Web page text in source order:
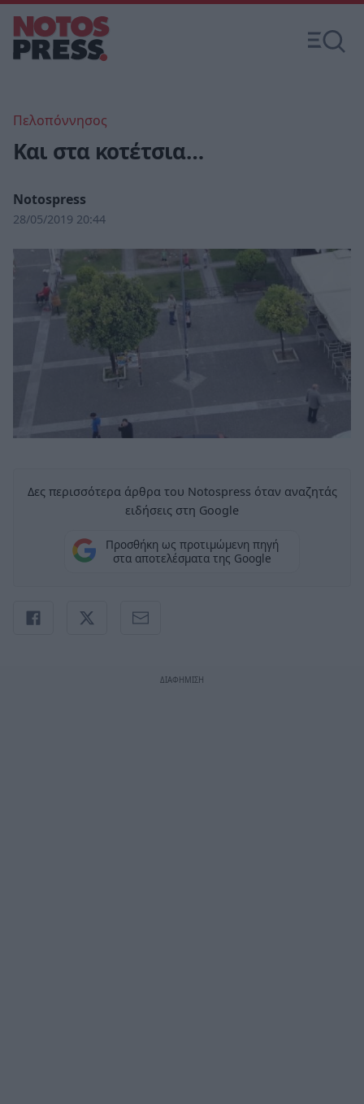
Πελοπόννησος
Kαι στα κοτέτσια…
Notospress
28/05/2019 20:44
Δες περισσότερα άρθρα του Notospress όταν αναζητάς
ειδήσεις στη Google
Προσθήκη ως προτιμώμενη πηγή
στα αποτελέσματα της Google